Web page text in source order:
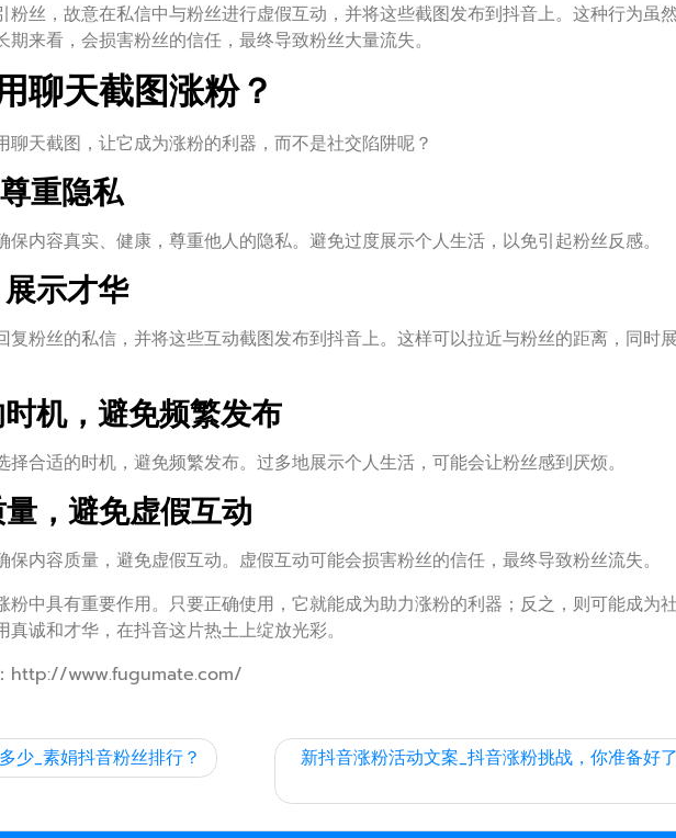
粉丝，故意在私信中与粉丝进行虚假互动，并将这些截图发布到抖音上。这种行为虽
来看，会损害粉丝的信任，最终导致粉丝大量流失。
聊天截图涨粉？
聊天截图，让它成为涨粉的利器，而不是社交陷阱呢？
重隐私
内容真实、健康，尊重他人的隐私。避免过度展示个人生活，以免引起粉丝反感。
示才华
复粉丝的私信，并将这些互动截图发布到抖音上。这样可以拉近与粉丝的距离，同时
机，避免频繁发布
合适的时机，避免频繁发布。过多地展示个人生活，可能会让粉丝感到厌烦。
，避免虚假互动
内容质量，避免虚假互动。虚假互动可能会损害粉丝的信任，最终导致粉丝流失。
粉中具有重要作用。只要正确使用，它就能成为助力涨粉的利器；反之，则可能成为
诚和才华，在抖音这片热土上绽放光彩。
http://www.fugumate.com/
少_素娟抖音粉丝排行？ 新抖音涨粉活动文案_抖音涨粉挑战，你准备好